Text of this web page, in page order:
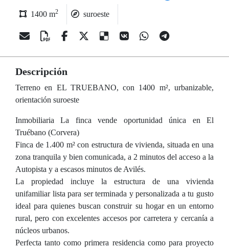
1400 m2 suroeste
Descripción
Terreno en EL TRUEBANO, con 1400 m², urbanizable,
orientación suroeste
Inmobiliaria La finca vende oportunidad única en El
Truébano (Corvera)
Finca de 1.400 m² con estructura de vivienda, situada en una
zona tranquila y bien comunicada, a 2 minutos del acceso a la
Autopista y a escasos minutos de Avilés.
La propiedad incluye la estructura de una vivienda
unifamiliar lista para ser terminada y personalizada a tu gusto
ideal para quienes buscan construir su hogar en un entorno
rural, pero con excelentes accesos por carretera y cercanía a
núcleos urbanos.
Perfecta tanto como primera residencia como para proyecto